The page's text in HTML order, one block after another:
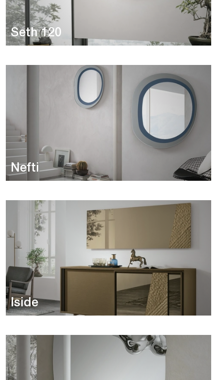
Seth 120
Nefti
Iside